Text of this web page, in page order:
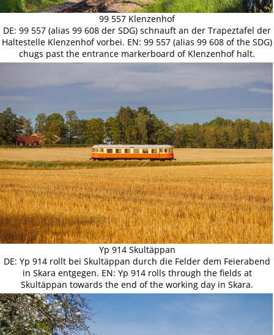
99 557 Klenzenhof
DE: 99 557 (alias 99 608 der SDG) schnauft an der Trapeztafel der
Haltestelle Klenzenhof vorbei. EN: 99 557 (alias 99 608 of the SDG)
chugs past the entrance markerboard of Klenzenhof halt.
Yp 914 Skultäppan
DE: Yp 914 rollt bei Skultäppan durch die Felder dem Feierabend
in Skara entgegen. EN: Yp 914 rolls through the fields at
Skultäppan towards the end of the working day in Skara.